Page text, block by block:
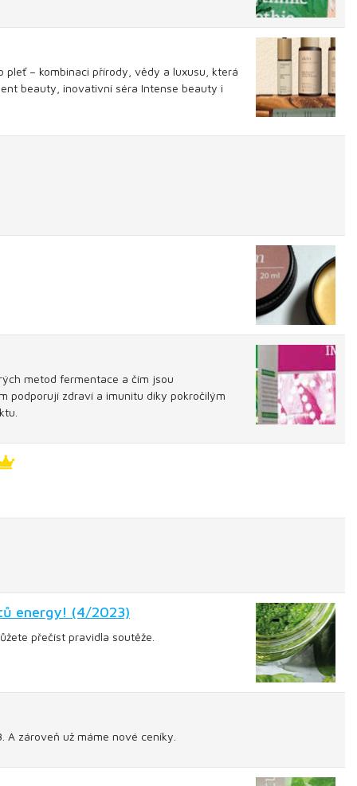
– kombinaci přírody, vědy a luxusu, která
beauty, inovativní séra Intense beauty i
metod fermentace a čím jsou
podporují zdraví a imunitu díky pokročilým
energy! (4/2023)
přečíst pravidla soutěže.
zároveň už máme nové ceníky.